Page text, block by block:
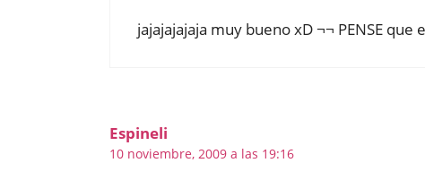
jajajajajaja muy bueno xD ¬¬ PENSE
Espineli
10 noviembre, 2009 a las 19:16